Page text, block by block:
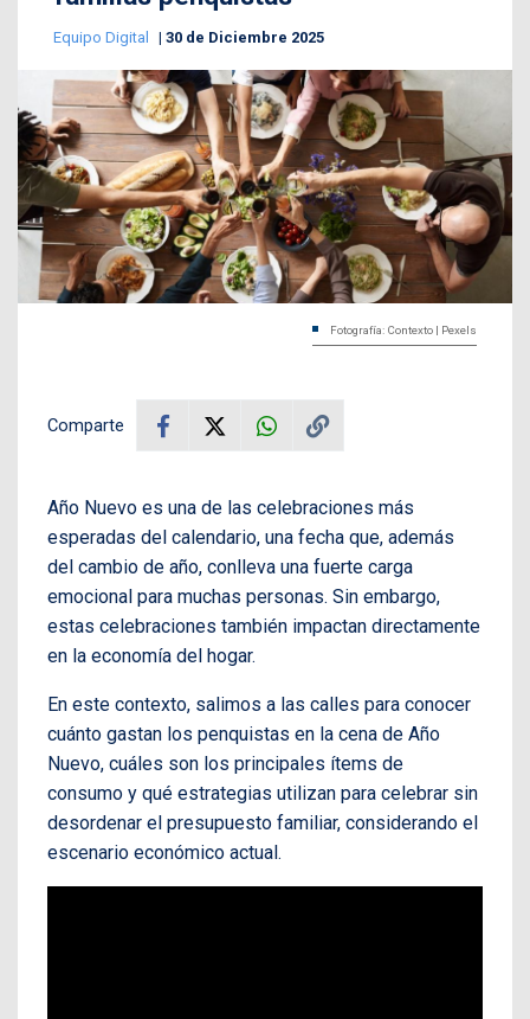
Equipo Digital 30 de Diciembre 2025
Fotografía: Contexto | Pexels
Comparte
Año Nuevo es una de las celebraciones más
esperadas del calendario, una fecha que, además
del cambio de año, conlleva una fuerte carga
emocional para muchas personas. Sin embargo,
estas celebraciones también impactan directamente
en la economía del hogar.
En este contexto, salimos a las calles para conocer
cuánto gastan los penquistas en la cena de Año
Nuevo, cuáles son los principales ítems de
consumo y qué estrategias utilizan para celebrar sin
desordenar el presupuesto familiar, considerando el
escenario económico actual.